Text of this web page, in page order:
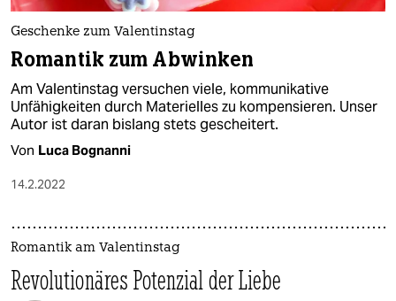
Geschenke zum Valentinstag
Romantik zum Abwinken
Am Valentinstag versuchen viele, kommunikative
Unfähigkeiten durch Materielles zu kompensieren. Unser
Autor ist daran bislang stets gescheitert.
Von Luca Bognanni
14.2.2022
Romantik am Valentinstag
Revolutionäres Potenzial der Liebe